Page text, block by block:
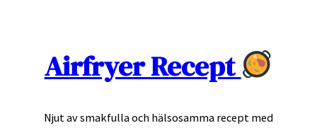
Airfryer Recept
Njut av smakfulla och hälsosamma recept med